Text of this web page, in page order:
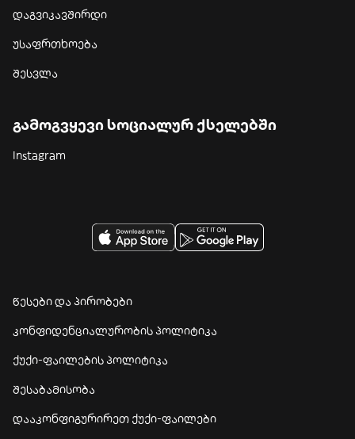
დაგვიკავშირდი
უსაფრთხოება
შესვლა
გამოგვყევი სოციალურ ქსელებში
Instagram
წესები და პირობები
კონფიდენციალურობის პოლიტიკა
ქუქი-ფაილების პოლიტიკა
შესაბამისობა
დააკონფიგურირეთ ქუქი-ფაილები